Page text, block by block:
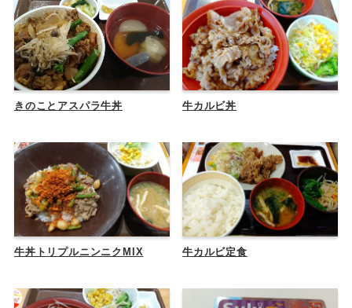
きのことアスパラ牛丼 牛カルビ丼
牛丼トリプルニンニクMIX 牛カルビ定食